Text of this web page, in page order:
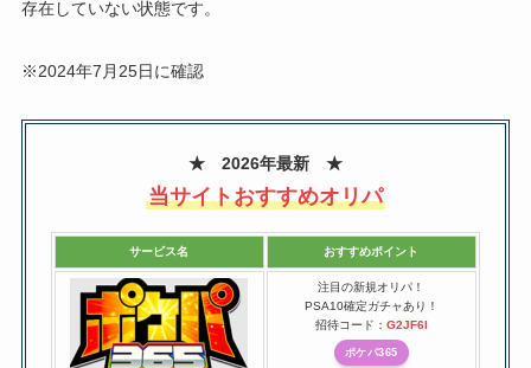
存在していない状態です。
※2024年7月25日に確認
★ 2026年最新 ★
当サイトおすすめオリパ
サービス名 おすすめポイント
注目の新規オリパ！
PSA10確定ガチャあり！
招待コード： G2JF6I
ポケパ365